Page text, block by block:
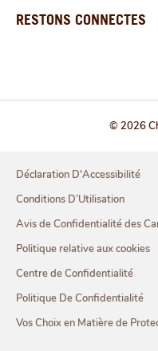
RESTONS CONNECTES
© 2026
Déclaration D'Accessibilité
Conditions D’Utilisation
Avis de Confidentialité des
Politique relative aux cookies
Centre de Confidentialité
Politique De Confidentialité
Vos Choix en Matière de